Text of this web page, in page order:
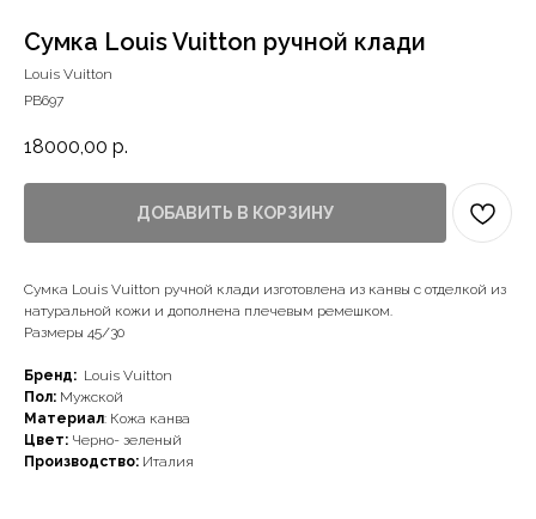
Сумка Louis Vuitton ручной клади
Louis Vuitton
PB697
18000,00 р.
ДОБАВИТЬ В КОРЗИНУ
Сумка Louis Vuitton ручной клади изготовлена из канвы с отделкой из
натуральной кожи и дополнена плечевым ремешком.
Размеры 45/30
Бренд: Louis Vuitton
Пол: Мужской
Материал: Кожа канва
Цвет: Черно- зеленый
Производство: Италия
Наши примущества